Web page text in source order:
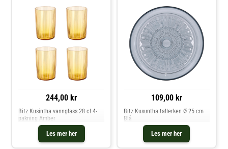
+220°C.- Produktet tåler ovn,
mikrobølgeovn, grill, fryser og
oppvaskaskin. Kjøp
Pastatallerkener og andre
Tallerkener hos Royal Design.
244,00 kr
Les mer her
Bitz Kusintha vannglass 28 cl 4-
pakning Amber
109,00 kr
Les mer her
Bitz Kusuntha tallerken Ø 25 cm
Blå